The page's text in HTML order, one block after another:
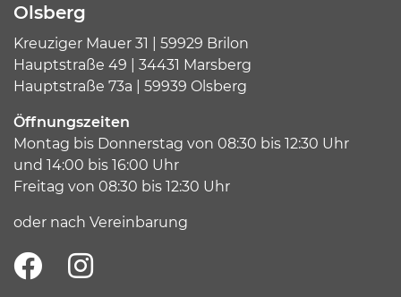
Olsberg
Kreuziger Mauer 31 | 59929 Brilon
Hauptstraße 49 | 34431 Marsberg
Hauptstraße 73a | 59939 Olsberg
Öffnungszeiten
Montag bis Donnerstag von 08:30 bis 12:30 Uhr
und 14:00 bis 16:00 Uhr
Freitag von 08:30 bis 12:30 Uhr
oder nach Vereinbarung